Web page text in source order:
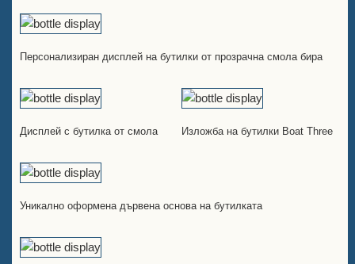
Персонализиран дисплей на бутилки от прозрачна смола бира
Дисплей с бутилка от смола Изложба на бутилки Boat Three
Уникално оформена дървена основа на бутилката